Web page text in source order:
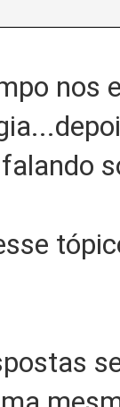
nos